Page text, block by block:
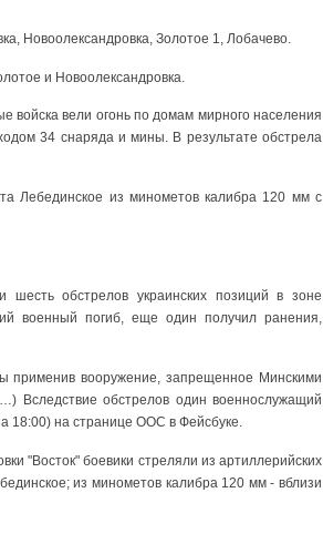
Новоолександровка, Золотое 1, Лобачево.
и Новоолександровка.
войска вели огонь по домам мирного населения
34 снаряда и мины. В результате обстрела
Лебединское из минометов калибра 120 мм с
обстрелов украинских позиций в зоне
военный погиб, еще один получил ранения,
применив вооружение, запрещенное Минскими
Вследствие обстрелов один военнослужащий
18:00) на странице ООС в Фейсбуке.
"Восток" боевики стреляли из артиллерийских
из минометов калибра 120 мм - вблизи